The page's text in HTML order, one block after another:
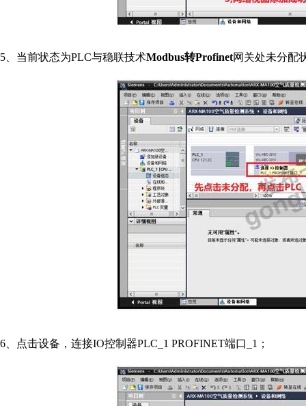
5 、当前状态为PLC与稳联技术Modbus转Profinet网关处未分配
6 、点击设备，连接IO控制器PLC_1 PROFINET端口 _1 ；